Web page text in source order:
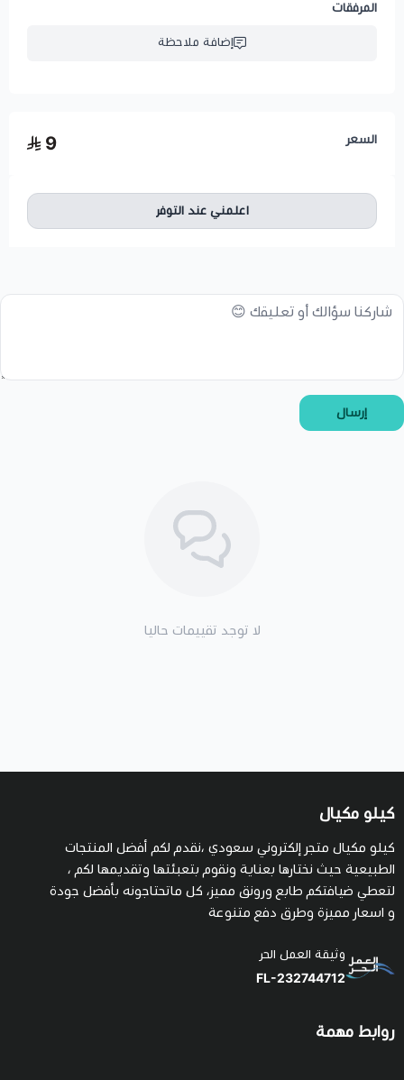
المرفقات
إضافة ملاحظة
السعر 9
اعلمني عند التوفر
إرسال
لا توجد تقييمات حاليا
كيلو مكيال
كيلو مكيال متجر إلكتروني سعودي ،نقدم لكم أفضل المنتجات
الطبيعية حيث نختارها بعناية ونقوم بتعبئتها وتقديمها لكم ،
لتعطي ضيافتكم طابع ورونق مميز، كل ماتحتاجونه بأفضل جودة
و اسعار مميزة وطرق دفع متنوعة
وثيقة العمل الحر
FL-232744712
روابط مهمة